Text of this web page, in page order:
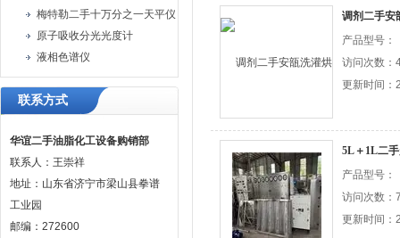
梅特勒二手十万分之一天平仪
原子吸收分光光度计
液相色谱仪
联系方式
华谊二手油脂化工设备购销部
联系人：王崇祥
地址：山东省济宁市梁山县拳谱
工业园
邮编：272600
调剂二手安
产品型号：
访问次数：
更新时间：
5L＋1L二
产品型号：
访问次数：
更新时间：